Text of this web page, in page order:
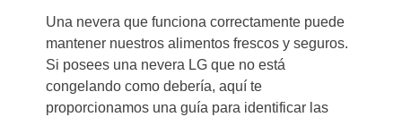
Una nevera que funciona correctamente puede
mantener nuestros alimentos frescos y seguros.
Si posees una nevera LG que no está
congelando como debería, aquí te
proporcionamos una guía para identificar las